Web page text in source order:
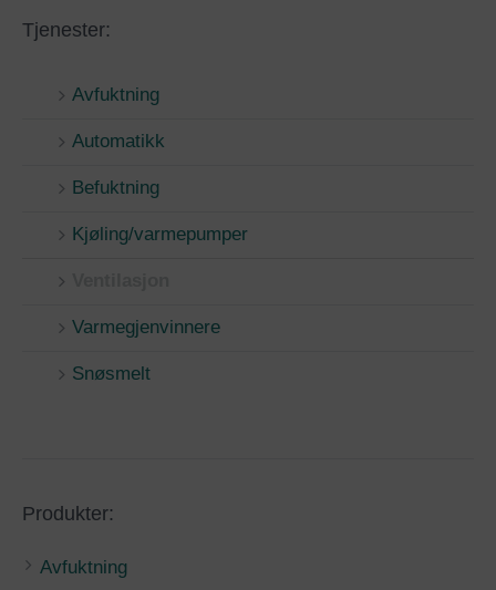
Tjenester:
Avfuktning
Automatikk
Befuktning
Kjøling/varmepumper
Varmegjenvinnere
Snøsmelt
Produkter:
Avfuktning